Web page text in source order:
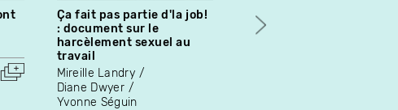
Ça fait pas partie d'la job!
: document sur le
harcèlement sexuel au
travail
Mireille Landry
Diane Dwyer
Yvonne Séguin
Improvisations : nouvelle
musique au Québec